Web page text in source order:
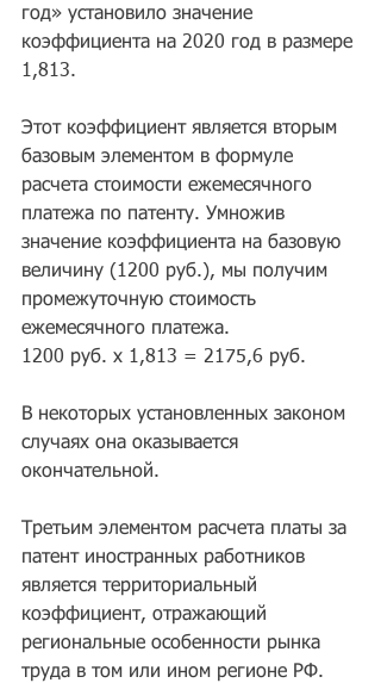
год» установило значение
коэффициента на 2020 год в размере
1,813.
Этот коэффициент является вторым
базовым элементом в формуле
расчета стоимости ежемесячного
платежа по патенту. Умножив
значение коэффициента на базовую
величину (1200 руб.), мы получим
промежуточную стоимость
ежемесячного платежа.
1200 руб. х 1,813 = 2175,6 руб.
В некоторых установленных законом
случаях она оказывается
окончательной.
Третьим элементом расчета платы за
патент иностранных работников
является территориальный
коэффициент, отражающий
региональные особенности рынка
труда в том или ином регионе РФ.